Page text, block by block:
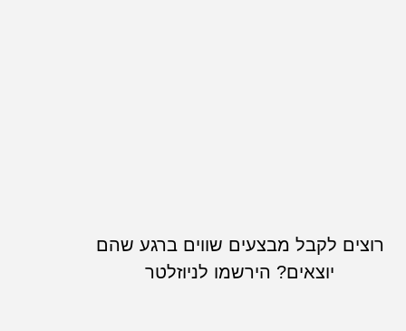
רוצים לקבל מבצעים שווים ברגע שהם
יוצאים? הירשמו לניוזלטר